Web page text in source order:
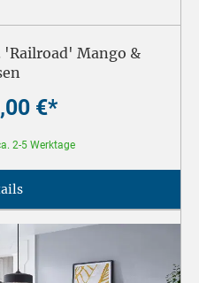
Mango &
€*
2-5 Werktage